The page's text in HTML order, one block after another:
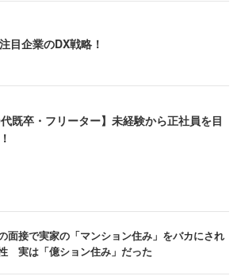
目企業のDX戦略！
代既卒・フリーター】未経験から正社員を目
面接で実家の「マンション住み」をバカにされ
実は「億ション住み」だった